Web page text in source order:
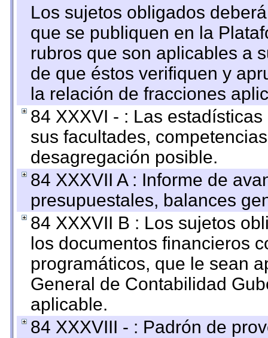
Los sujetos obligados
que se publiquen en la
rubros que son aplicables a
de que éstos verifiquen y
la relación de fracciones
84 XXXVI - : Las
sus facultades,
desagregación posible.
84 XXXVII A : Informe de
presupuestales, balances
84 XXXVII B : Los sujetos
los documentos financieros
programáticos, que le sean
General de Contabilidad
aplicable.
84 XXXVIII - : Padrón de